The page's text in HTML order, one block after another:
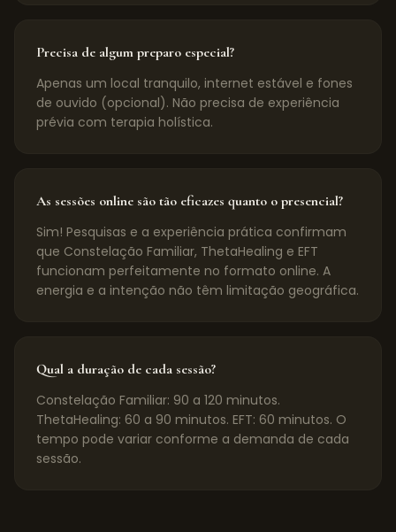
Precisa de algum preparo especial?
Apenas um local tranquilo, internet estável e fones
de ouvido (opcional). Não precisa de experiência
prévia com terapia holística.
As sessões online são tão eficazes quanto o presencial?
Sim! Pesquisas e a experiência prática confirmam
que Constelação Familiar, ThetaHealing e EFT
funcionam perfeitamente no formato online. A
energia e a intenção não têm limitação geográfica.
Qual a duração de cada sessão?
Constelação Familiar: 90 a 120 minutos.
ThetaHealing: 60 a 90 minutos. EFT: 60 minutos. O
tempo pode variar conforme a demanda de cada
sessão.